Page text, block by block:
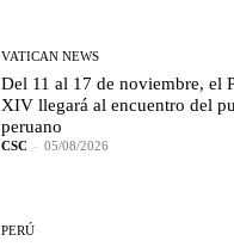
VATICAN NEWS
Del 11 al 17 de noviembre, el
XIV llegará al encuentro del
peruano
CSC - 05/08/2026
PERÚ